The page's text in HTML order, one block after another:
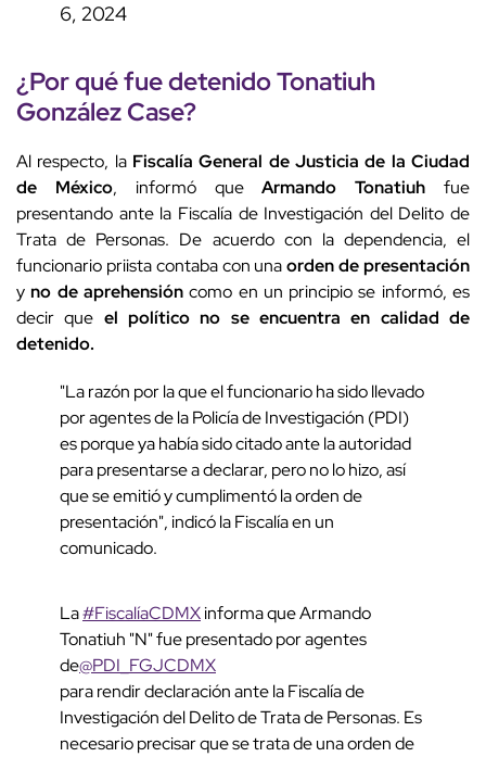
6, 2024
¿Por qué fue detenido Tonatiuh
González Case?
Al respecto, la Fiscalía General de Justicia de la Ciudad
de México, informó queArmando Tonatiuhfue
presentando ante la Fiscalía de Investigación del Delito de
Trata de Personas. De acuerdo con la dependencia, el
funcionario priista contaba con unaorden de presentación
yno de aprehensióncomo en un principio se informó, es
decir que el político no se encuentra en calidad de
detenido.
"La razón por la que el funcionario ha sido llevado
por agentes de la Policía de Investigación (PDI)
es porque ya había sido citado ante la autoridad
para presentarse a declarar, pero no lo hizo, así
que se emitió y cumplimentó la orden de
presentación", indicó la Fiscalía en un
comunicado.
La#FiscalíaCDMXinforma que Armando
Tonatiuh "N" fue presentado por agentes
de@PDI_FGJCDMX
para rendir declaración ante la Fiscalía de
Investigación del Delito de Trata de Personas. Es
necesario precisar que se trata de una orden de